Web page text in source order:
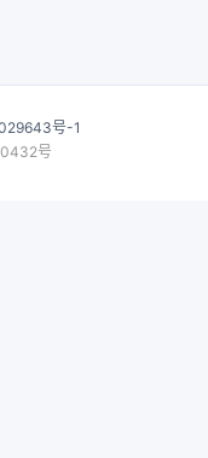
空气系统设备、丁二
副产品加工设备、数
。年处理60万吨玉
号-1
号